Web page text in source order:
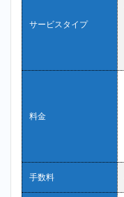
サービスタイプ
料金
手数料